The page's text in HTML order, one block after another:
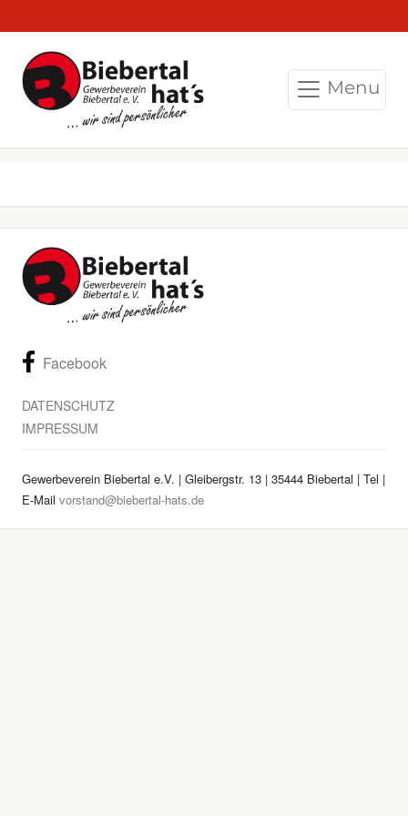
Menu
Facebook
DATENSCHUTZ
IMPRESSUM
Gewerbeverein Biebertal e.V. | Gleibergstr. 13 | 35444 Biebertal | Tel |
E-Mail vorstand@biebertal-hats.de